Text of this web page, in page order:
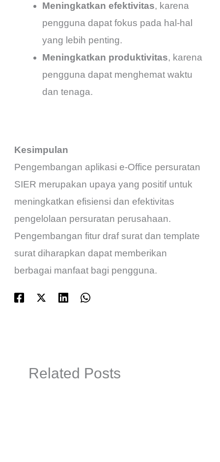
Meningkatkan efektivitas, karena
pengguna dapat fokus pada hal-hal
yang lebih penting.
Meningkatkan produktivitas, karena
pengguna dapat menghemat waktu
dan tenaga.
Kesimpulan
Pengembangan aplikasi e-Office persuratan
SIER merupakan upaya yang positif untuk
meningkatkan efisiensi dan efektivitas
pengelolaan persuratan perusahaan.
Pengembangan fitur draf surat dan template
surat diharapkan dapat memberikan
berbagai manfaat bagi pengguna.
Related Posts